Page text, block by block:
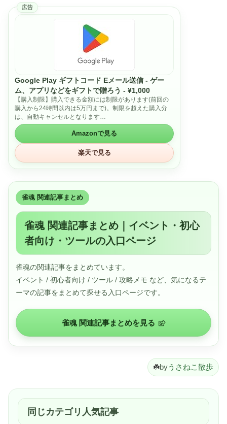
広告
Google Play ギフトコード Eメール送信 - ゲー
ム、アプリなどをギフトで贈ろう - ¥1,000
【購入制限】購入できる金額には制限があります(前回の
購入から24時間以内は5万円まで)。制限を超えた購入分
は、自動キャンセルとなります
【有効期限】有効期限や手数料はありません。
日本の Google Play ストアでのみ使用できます。利用規約
が適用されます(下記参照)。
Google Play ギフトコードは、Android の公式アプリスト
アである Google Play ストアで、アプリやゲームなどの購
入に使用できます。
ゲームが無限に見つかる: 難解なパズルから壮大な冒険ま
で、最新ゲームや懐かしのゲームを見つけて楽しもう。
探していたアプリが見つかる: 数百万のアプリがあるとい
うことは、数百万のやり方があるということです。新しい
ことを学ぶだけでなく、新しい人に出会えるかもしれませ
ん。
このギフトカードのコードは Google Play およびYouTube
でのみご利用いただけます。コードに関するその他の要求
はすべて詐欺の可能性があります。詳しくは、
play.google.com/giftcardscam をご覧ください。
Amazonで見る
楽天で見る
雀魂 関連記事まとめ
雀魂 関連記事まとめ｜イベント・初心
者向け・ツールの入口ページ
雀魂の関連記事をまとめています。
イベント / 初心者向け / ツール / 攻略メモ など、気になるテ
ーマの記事をまとめて探せる入口ページです。
雀魂 関連記事まとめを見る
☘️byうさねこ散歩
同じカテゴリ人気記事